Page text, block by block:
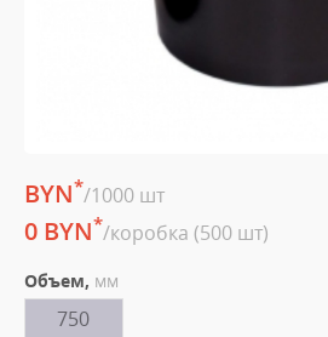
BYN*/1000 шт
0 BYN*/коробка (500 шт)
Объем, мм
750